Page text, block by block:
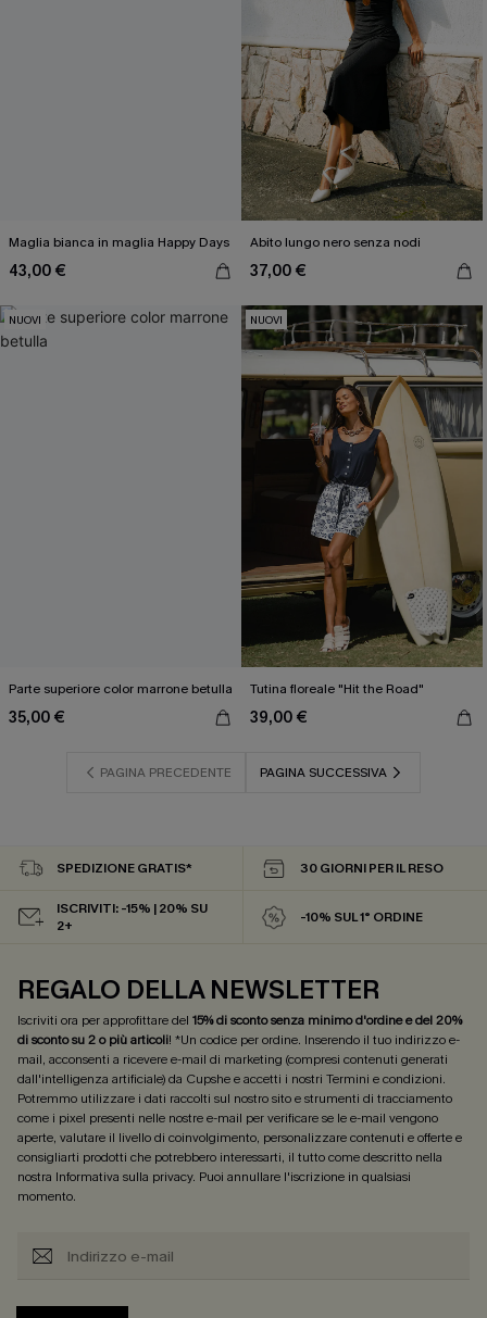
Maglia bianca in maglia Happy Days
43,00 €
Abito lungo nero senza nodi
37,00 €
NUOVI
Parte superiore color marrone betulla
35,00 €
NUOVI
Tutina floreale "Hit the Road"
39,00 €
PAGINA PRECEDENTE PAGINA SUCCESSIVA
SPEDIZIONE GRATIS* 30 GIORNI PER IL RESO
ISCRIVITI: -15% | 20% SU
2+
-10% SUL 1° ORDINE
REGALO DELLA NEWSLETTER
Iscriviti ora per approfittare del 15% di sconto senza minimo d'ordine e del 20%
di sconto su 2 o più articoli! *Un codice per ordine. Inserendo il tuo indirizzo e-
mail, acconsenti a ricevere e-mail di marketing (compresi contenuti generati
dall'intelligenza artificiale) da Cupshe e accetti i nostri Termini e condizioni.
Potremmo utilizzare i dati raccolti sul nostro sito e strumenti di tracciamento
come i pixel presenti nelle nostre e-mail per verificare se le e-mail vengono
aperte, valutare il livello di coinvolgimento, personalizzare contenuti e offerte e
consigliarti prodotti che potrebbero interessarti, il tutto come descritto nella
nostra Informativa sulla privacy. Puoi annullare l'iscrizione in qualsiasi
momento.